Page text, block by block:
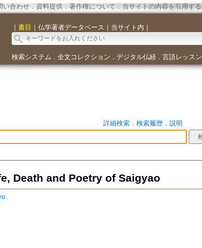
い合わせ． 資料提供． 著作権について．当サイトの内容を引用する
｜ 書目 ｜ 仏学著者データベース ｜ 当サイト内 ｜
検索システム ． 全文コレクション ． デジタル仏経． 言語レッスン
詳細検索． 検索履歴． 説明
Death and Poetry of Saigyao